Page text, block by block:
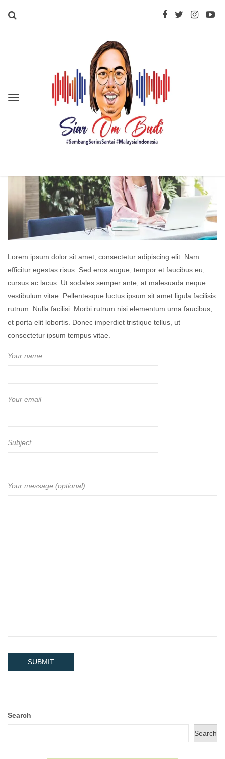
CONTACT
Lorem ipsum dolor sit amet, consectetur adipiscing elit. Nam
efficitur egestas risus. Sed eros augue, tempor et faucibus eu,
cursus ac lacus. Ut sodales semper ante, at malesuada neque
vestibulum vitae. Pellentesque luctus ipsum sit amet ligula facilisis
rutrum. Nulla facilisi. Morbi rutrum nisi elementum urna faucibus,
et porta elit lobortis. Donec imperdiet tristique tellus, ut
consectetur ipsum tempus vitae.
Your name
Your email
Subject
Your message (optional)
Search
Search